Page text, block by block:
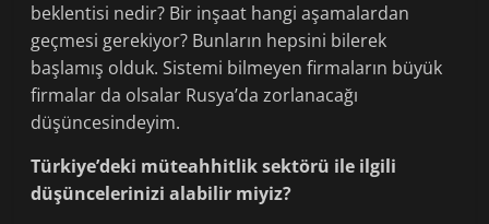
beklentisi nedir? Bir inşaat hangi aşamalardan
geçmesi gerekiyor? Bunların hepsini bilerek
başlamış olduk. Sistemi bilmeyen firmaların büyük
firmalar da olsalar Rusya’da zorlanacağı
düşüncesindeyim.
Türkiye’deki müteahhitlik sektörü ile ilgili
düşüncelerinizi alabilir miyiz?